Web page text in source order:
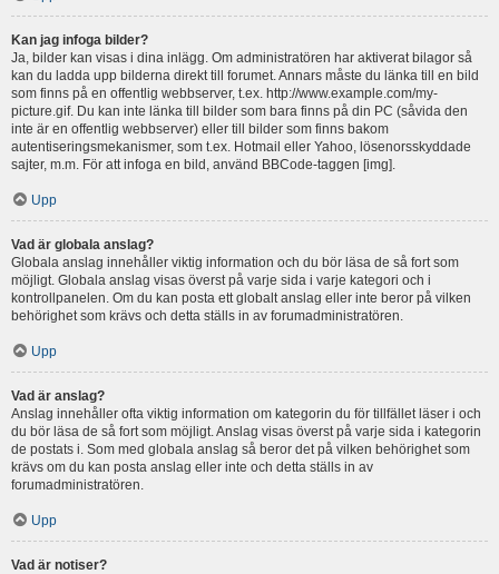
Kan jag infoga bilder?
Ja, bilder kan visas i dina inlägg. Om administratören har aktiverat bilagor så
kan du ladda upp bilderna direkt till forumet. Annars måste du länka till en bild
som finns på en offentlig webbserver, t.ex. http://www.example.com/my-
picture.gif. Du kan inte länka till bilder som bara finns på din PC (såvida den
inte är en offentlig webbserver) eller till bilder som finns bakom
autentiseringsmekanismer, som t.ex. Hotmail eller Yahoo, lösenorsskyddade
sajter, m.m. För att infoga en bild, använd BBCode-taggen [img].
Upp
Vad är globala anslag?
Globala anslag innehåller viktig information och du bör läsa de så fort som
möjligt. Globala anslag visas överst på varje sida i varje kategori och i
kontrollpanelen. Om du kan posta ett globalt anslag eller inte beror på vilken
behörighet som krävs och detta ställs in av forumadministratören.
Upp
Vad är anslag?
Anslag innehåller ofta viktig information om kategorin du för tillfället läser i och
du bör läsa de så fort som möjligt. Anslag visas överst på varje sida i kategorin
de postats i. Som med globala anslag så beror det på vilken behörighet som
krävs om du kan posta anslag eller inte och detta ställs in av
forumadministratören.
Upp
Vad är notiser?